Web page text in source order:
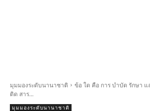
มุมมองระดับนานาชาติ
ข้อ ใด คือ การ บำบัด รักษา
ติด สาร...
มุมมองระดับนานาชาติ